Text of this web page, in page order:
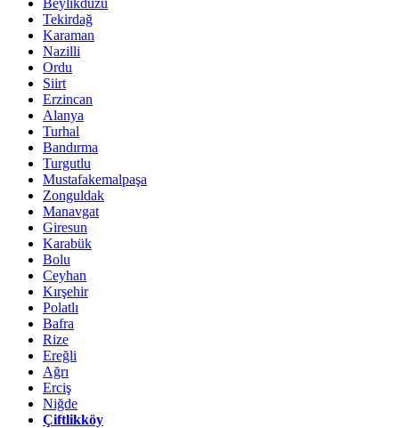
Tekirdağ
Karaman
Nazilli
Ordu
Siirt
Erzincan
Alanya
Turhal
Bandırma
Turgutlu
Mustafakemalpaşa
Zonguldak
Manavgat
Giresun
Karabük
Bolu
Ceyhan
Kırşehir
Polatlı
Bafra
Rize
Ereğli
Ağrı
Erciş
Niğde
Çiftlikköy